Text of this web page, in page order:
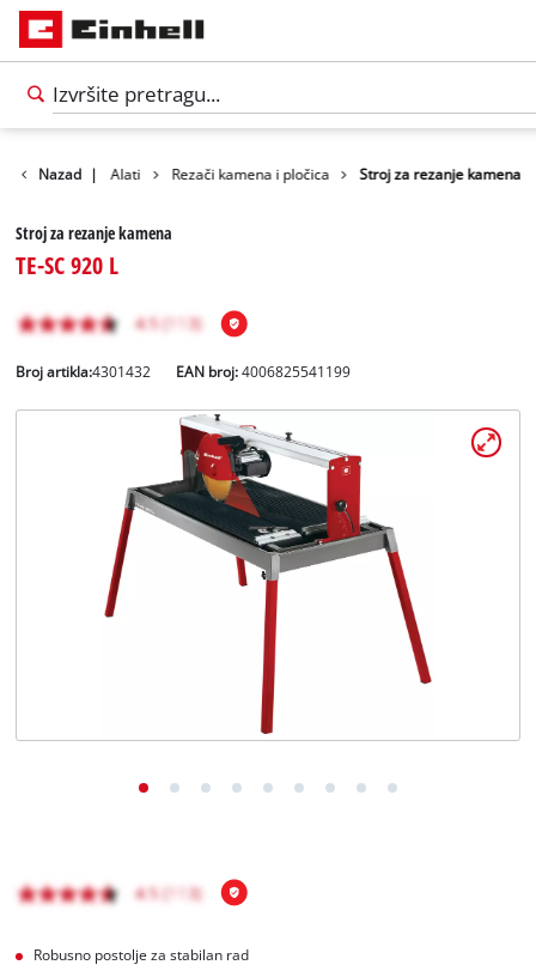
English
Nazad |
Proizvodi Alati Rezači kamena i pločica Stroj za rezanje kamena
Stroj za rezanje kamena
TE-SC 920 L
Broj artikla:4301432 EAN broj:4006825541199
Robusno postolje za stabilan rad